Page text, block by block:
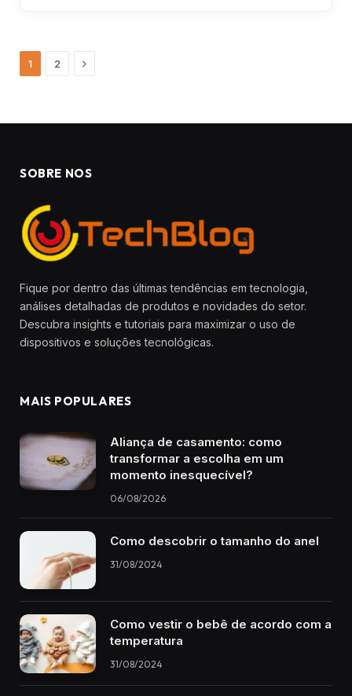
1 2 Next
SOBRE NOS
Fique por dentro das últimas tendências em tecnologia,
análises detalhadas de produtos e novidades do setor.
Descubra insights e tutoriais para maximizar o uso de
dispositivos e soluções tecnológicas.
MAIS POPULARES
Aliança de casamento: como
transformar a escolha em um
momento inesquecível?
06/08/2026
Como descobrir o tamanho do anel
31/08/2024
Como vestir o bebê de acordo com a
temperatura
31/08/2024